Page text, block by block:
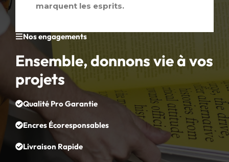
Nos engagements
Ensemble, donnons vie à vos
projets
Qualité Pro Garantie
Encres Écoresponsables
Livraison Rapide
marquent les esprits.